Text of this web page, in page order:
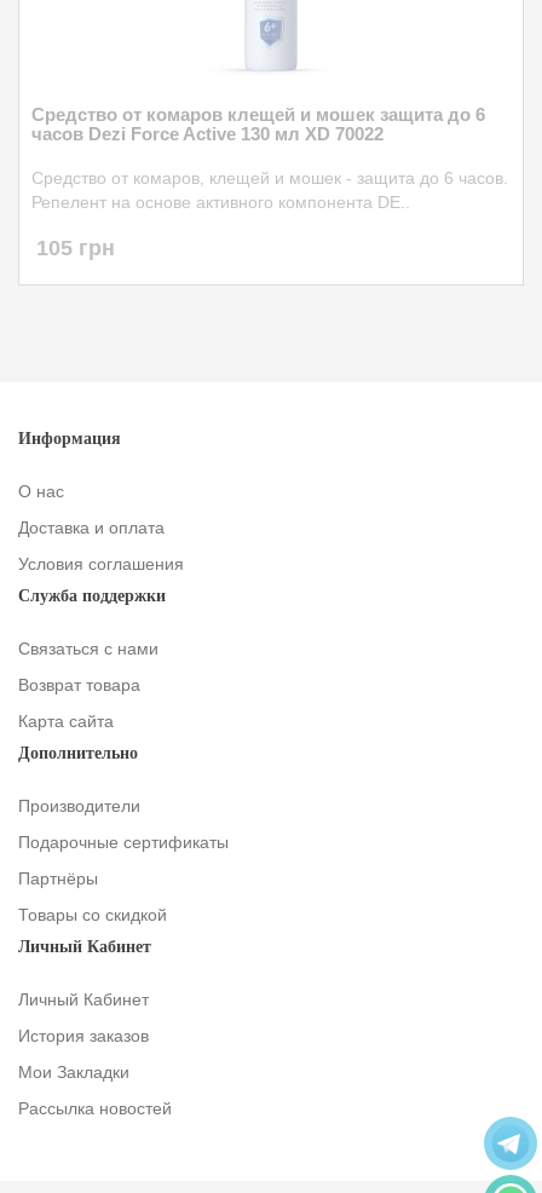
Средство от комаров клещей и мошек защита до 6
часов Dezi Force Active 130 мл XD 70022
Средство от комаров, клещей и мошек - защита до 6 часов.
Репелент на основе активного компонента DE..
105 грн
Информация
О нас
Доставка и оплата
Условия соглашения
Служба поддержки
Связаться с нами
Возврат товара
Карта сайта
Дополнительно
Производители
Подарочные сертификаты
Партнёры
Товары со скидкой
Личный Кабинет
Личный Кабинет
История заказов
Мои Закладки
Рассылка новостей